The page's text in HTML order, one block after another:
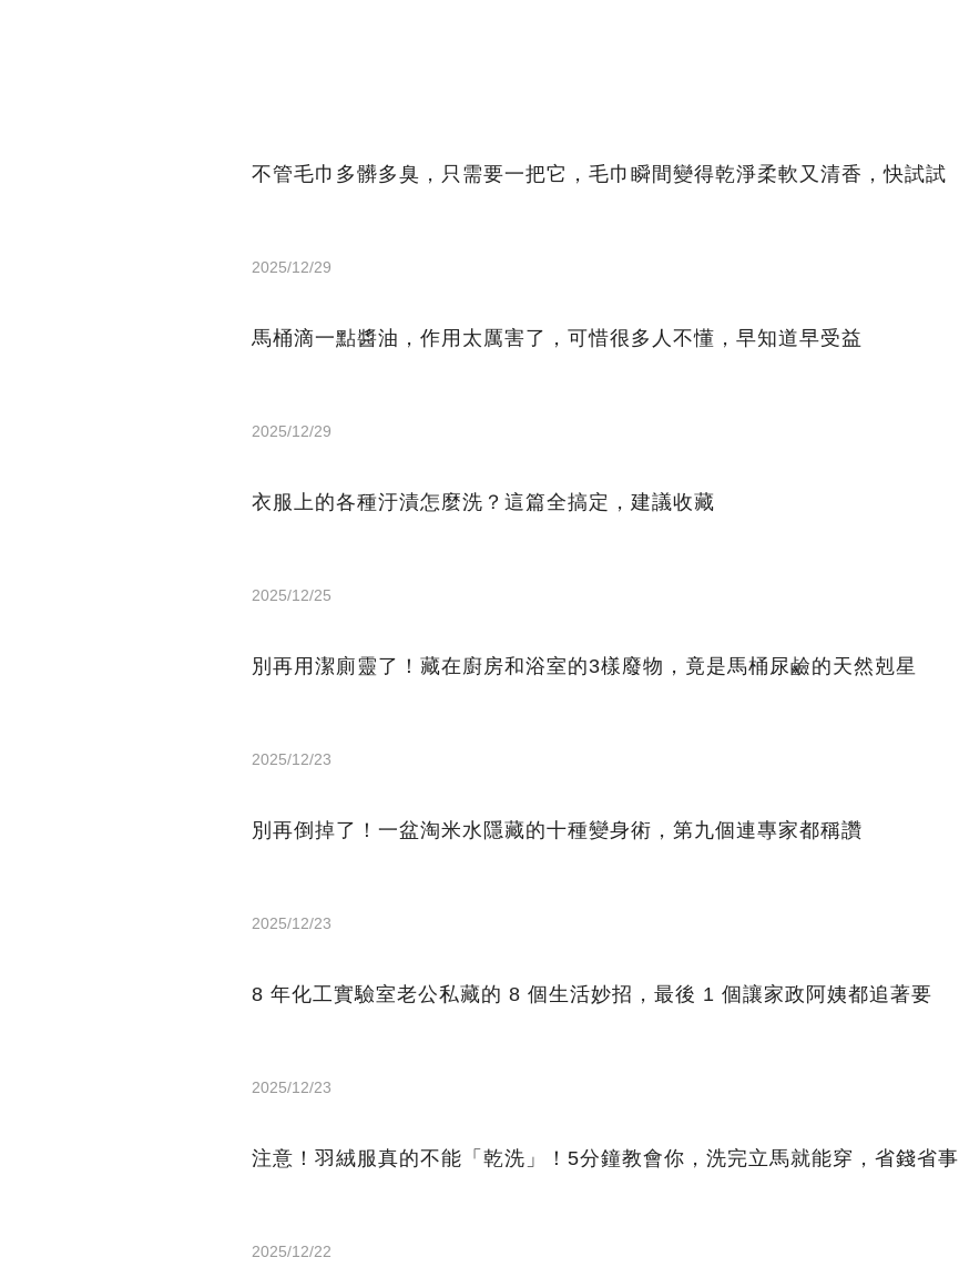
不管毛巾多髒多臭，只需要一把它，毛巾瞬間變得乾淨柔軟又清香，快試試
2025/12/29
馬桶滴一點醬油，作用太厲害了，可惜很多人不懂，早知道早受益
2025/12/29
衣服上的各種汙漬怎麼洗？這篇全搞定，建議收藏
2025/12/25
別再用潔廁靈了！藏在廚房和浴室的3樣廢物，竟是馬桶尿鹼的天然剋星
2025/12/23
別再倒掉了！一盆淘米水隱藏的十種變身術，第九個連專家都稱讚
2025/12/23
8 年化工實驗室老公私藏的 8 個生活妙招，最後 1 個讓家政阿姨都追著要
2025/12/23
注意！羽絨服真的不能「乾洗」！5分鐘教會你，洗完立馬就能穿，省錢省事
2025/12/22